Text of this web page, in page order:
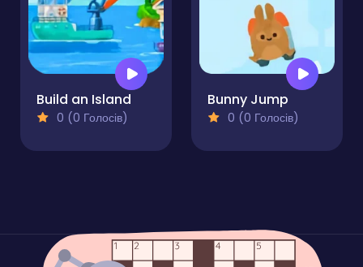
Build an Island
0 (0 Голосів)
Bunny Jump
0 (0 Голосів)